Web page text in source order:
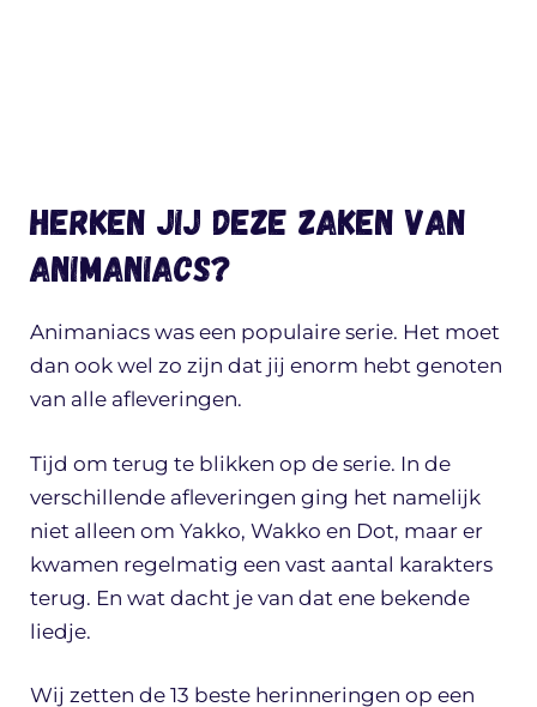
Herken jij deze zaken van
Animaniacs?
Animaniacs was een populaire serie. Het moet
dan ook wel zo zijn dat jij enorm hebt genoten
van alle afleveringen.
Tijd om terug te blikken op de serie. In de
verschillende afleveringen ging het namelijk
niet alleen om Yakko, Wakko en Dot, maar er
kwamen regelmatig een vast aantal karakters
terug. En wat dacht je van dat ene bekende
liedje.
Wij zetten de 13 beste herinneringen op een